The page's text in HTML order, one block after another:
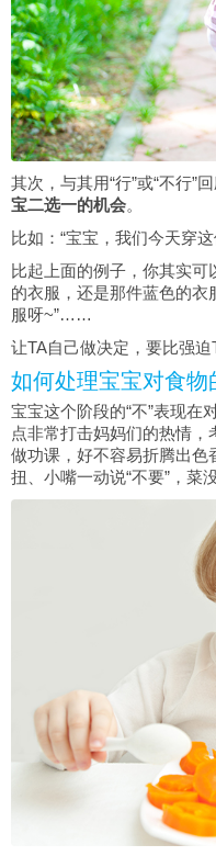
其次，与其用“行”或“不行”
宝二选一的机会。
比如：“宝宝，我们今天穿
比起上面的例子，你其实可
的衣服，还是那件蓝色的衣
服呀~”……
让TA自己做决定，要比强迫
如何处理宝宝对食物
宝宝这个阶段的“不”表现在
点非常打击妈妈们的热情
做功课，好不容易折腾出色
扭、小嘴一动说“不要”，菜